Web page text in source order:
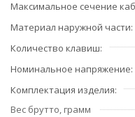
Максимальное сечение
Материал наружной части
Количество клавиш
Номинальное напряжение
Комплектация изделия
Вес брутто, грамм